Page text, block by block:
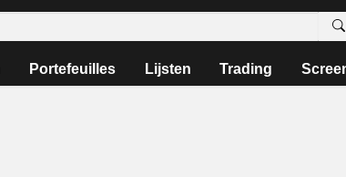
Portefeuilles Lijsten Trading